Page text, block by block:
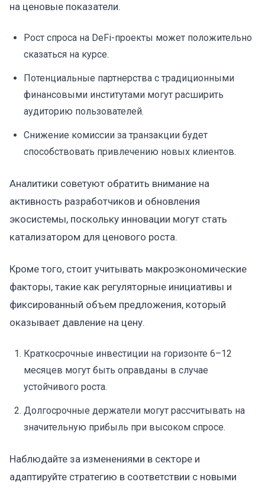
на ценовые показатели.
Рост спроса на DeFi-проекты может положительно
сказаться на курсе.
Потенциальные партнерства с традиционными
финансовыми институтами могут расширить
аудиторию пользователей.
Снижение комиссии за транзакции будет
способствовать привлечению новых клиентов.
Аналитики советуют обратить внимание на
активность разработчиков и обновления
экосистемы, поскольку инновации могут стать
катализатором для ценового роста.
Кроме того, стоит учитывать макроэкономические
факторы, такие как регуляторные инициативы и
фиксированный объем предложения, который
оказывает давление на цену.
Краткосрочные инвестиции на горизонте 6–12
месяцев могут быть оправданы в случае
устойчивого роста.
Долгосрочные держатели могут рассчитывать на
значительную прибыль при высоком спросе.
Наблюдайте за изменениями в секторе и
адаптируйте стратегию в соответствии с новыми